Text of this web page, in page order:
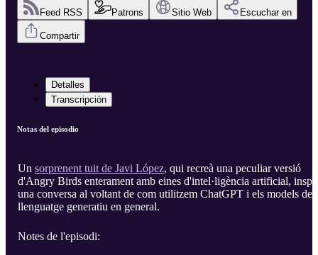
Feed RSS Patrons Sitio Web Escuchar en
Compartir
Detalles
Transcripción
Notas del episodio
Un sorprenent tuit de Javi López, qui recreà una peculiar versió
d'Angry Birds enterament amb eines d'intel·ligència artificial,
una conversa al voltant de com utilitzem ChatGPT i els models de
llenguatge generatiu en general.
Notes de l'episodi: